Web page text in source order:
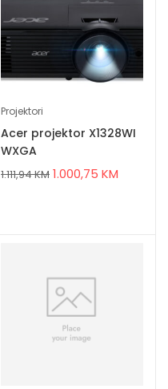
Projektori
Acer projektor X1328WI
WXGA
1.111,94KM 1.000,75 KM